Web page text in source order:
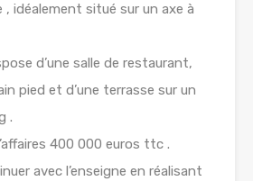
idéalement situé sur un axe à
d’une salle de restaurant,
pied et d’une terrasse sur un
.
400 000 euros ttc .
avec l’enseigne en réalisant